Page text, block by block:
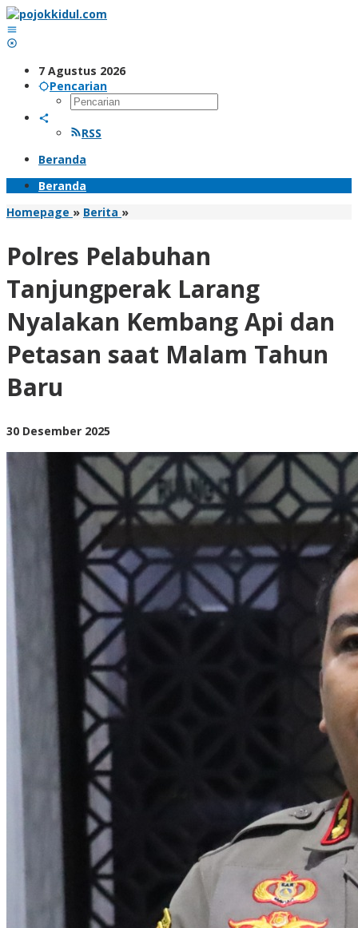
Lewati
ke
konten
7 Agustus 2026
Pencarian
RSS
Beranda
Beranda
Homepage » Berita »Polres
Larang
Kembang
Api
dan
Petasan
saat
Malam
Polres Pelabuhan
Tanjungperak Larang
Nyalakan Kembang Api dan
Petasan saat Malam Tahun
Baru
30 Desember 2025